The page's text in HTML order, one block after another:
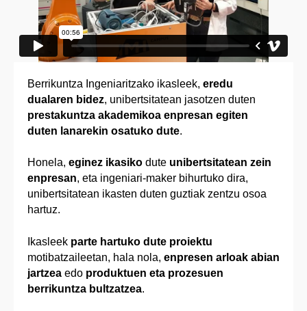
Berrikuntza Ingeniaritzako ikasleek, eredu
dualaren bidez, unibertsitatean jasotzen duten
prestakuntza akademikoa enpresan egiten
duten lanarekin osatuko dute.
Honela, eginez ikasiko dute unibertsitatean zein
enpresan, eta ingeniari-maker bihurtuko dira,
unibertsitatean ikasten duten guztiak zentzu osoa
hartuz.
Ikasleek parte hartuko dute proiektu
motibatzaileetan, hala nola, enpresen arloak abian
jartzea edo produktuen eta prozesuen
berrikuntza bultzatzea.